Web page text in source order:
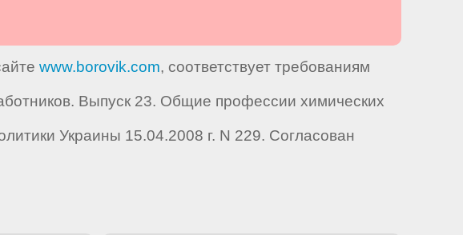
www.borovik.com, соответствует требованиям
Выпуск 23. Общие профессии химических
Украины 15.04.2008 г. N 229. Согласован